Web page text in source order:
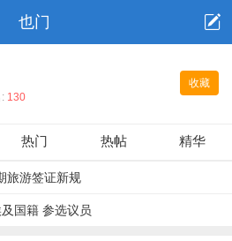
也门
收藏
130
热门 热帖 精华
旅游签证新规
国籍 参选议员